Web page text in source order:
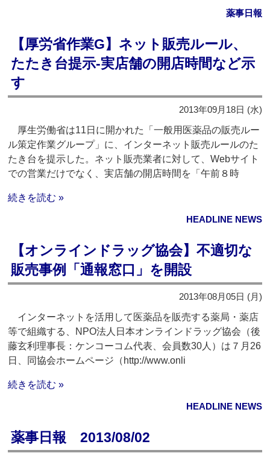
薬事日報
【厚労省作業G】ネット販売ルール、
たたき台提示‐実店舗の開店時間など示
す
2013年09月18日 (水)
厚生労働省は11日に開かれた「一般用医薬品の販売ルー
ル策定作業グループ」に、インターネット販売ルールのた
たき台を提示した。ネット販売業者に対して、Webサイト
での営業だけでなく、実店舗の開店時間を「午前８時
続きを読む »
HEADLINE NEWS
【オンラインドラッグ協会】不適切な
販売事例「通報窓口」を開設
2013年08月05日 (月)
インターネットを活用して医薬品を販売する薬局・薬店
等で組織する、NPO法人日本オンラインドラッグ協会（後
藤玄利理事長：ケンコーコム代表、会員数30人）は７月26
日、同協会ホームページ（http://www.onli
続きを読む »
HEADLINE NEWS
薬事日報 2013/08/02